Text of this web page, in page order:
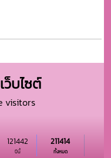
ว็บไซต์
visitors
ปีนี้
121442
ทั้งหมด
211414